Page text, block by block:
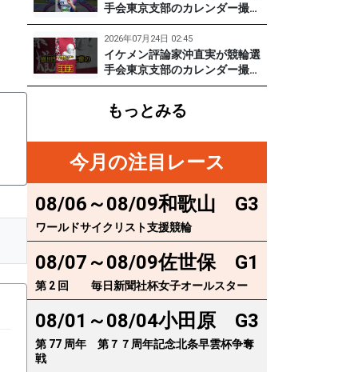
戸けいりん #和田健太郎 #沖直
実
手会東京支部のカレンダー撮影
に突撃！笑顔がかわいい期待の
129期齋藤宏樹選手登場！ #pr #
松戸けいりん
2026年07月24日 02:45
イケメン評論家沖直実が競輪選
手会東京支部のカレンダー撮影
に突撃！イケオジ少年隊登場！
#PR #松戸けいりん #川口満広
もっとみる
今月の注目レース
08/06～08/09和歌山 G3
ワールドサイクリスト支援競輪
08/07～08/09佐世保 G1
第 2 回 毎日新聞社杯女子オールスター
08/01～08/04小田原 G3
第 77 周年 第７７周年記念北条早雲杯争奪
戦